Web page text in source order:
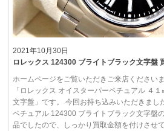
2021年10月30日
ロレックス 124300 ブライトブラック文字盤
ホームページをご覧いただきご来店くださいました。 お持ち込
「ロレックス オイスターパーペチュアル ４
文字盤」です。 今回お持ち込みいただきましたロレックス オイスターパー
ペチュアル 124300 ブライトブラック文字盤
品でしたので、しっかり買取金額を付けさせて頂きまし